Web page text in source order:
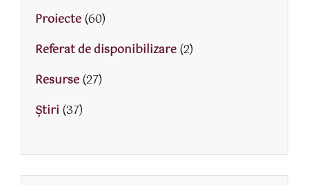
Proiecte(60)
Referat de disponibilizare(2)
Resurse(27)
Știri (37)